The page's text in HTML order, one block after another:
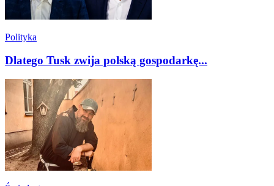
Polityka
Dlatego Tusk zwija polską gospodarkę...